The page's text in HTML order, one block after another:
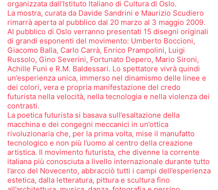
organizzata dall’Istituto Italiano di Cultura di Oslo.
La mostra, curata da Davide Sandrini e Maurizio Scudiero
rimarrà aperta al pubblico dal 20 marzo al 3 maggio 2009.
Al pubblico di Oslo verranno presentati 15 disegni originali
di grandi esponenti del movimento: Umberto Boccioni,
Giacomo Balla, Carlo Carrà, Enrico Prampolini, Luigi
Russolo, Gino Severini, Fortunato Depero, Mario Sironi,
Achille Funi e R.M. Baldessari. Lo spettatore vivrà quindi
un’esperienza unica, immerso nel dinamismo delle linee e
dei colori, vera e propria manifestazione del credo
futurista nella velocità, nella tecnologia e nella violenza dei
contrasti.
La poetica futurista si basava sull’esaltazione della
macchina e dei congegni meccanici in un’ottica
rivoluzionaria che, per la prima volta, mise il manufatto
tecnologico e non più l’uomo al centro della creazione
artistica. Il movimento futurista, che divenne la corrente
italiana più conosciuta a livello internazionale durante tutto
l’arco del Novecento, abbracciò tutti i campi dell’esperienza
estetica, dalla letteratura, pittura e scultura fino